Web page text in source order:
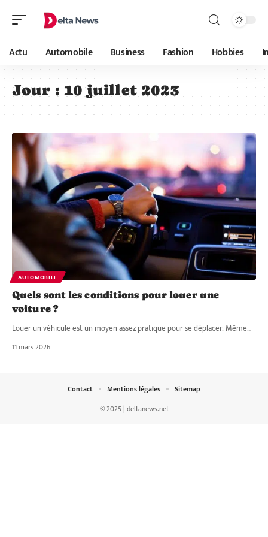
Actu Automobile Business Fashion Hobbies
Jour : 10 juillet 2023
AUTOMOBILE
Quels sont les conditions pour louer une
voiture ?
Louer un véhicule est un moyen assez pratique pour se déplacer. Même…
11 mars 2026
© 2025 | deltanews.net
Contact Mentions légales Sitemap